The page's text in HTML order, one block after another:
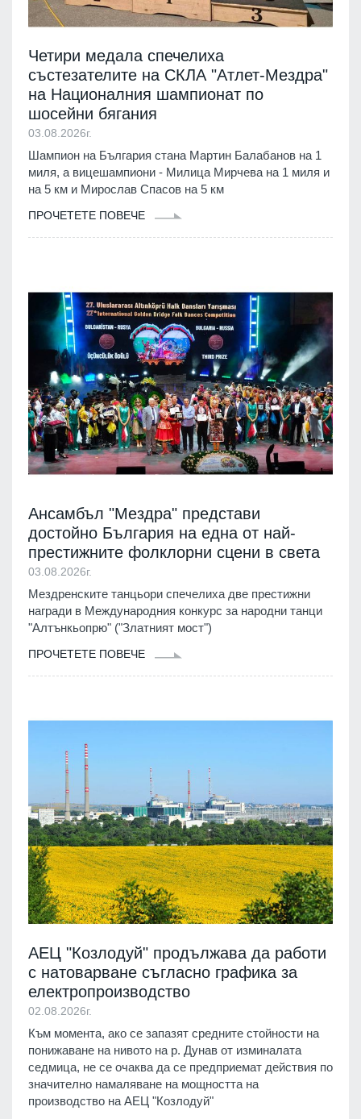
Четири медала спечелиха
състезателите на СКЛА "Атлет-Мездра"
на Националния шампионат по
шосейни бягания
03.08.2026г.
Шампион на България стана Мартин Балабанов на 1
миля, а вицешампиони - Милица Мирчева на 1 миля и
на 5 км и Мирослав Спасов на 5 км
ПРОЧЕТЕТЕ ПОВЕЧЕ
Ансамбъл "Мездра" представи
достойно България на една от най-
престижните фолклорни сцени в света
03.08.2026г.
Мездренските танцьори спечелиха две престижни
награди в Международния конкурс за народни танци
"Алтънкьопрю" ("Златният мост")
ПРОЧЕТЕТЕ ПОВЕЧЕ
АЕЦ "Козлодуй" продължава да работи
с натоварване съгласно графика за
електропроизводство
02.08.2026г.
Към момента, ако се запазят средните стойности на
понижаване на нивото на р. Дунав от изминалата
седмица, не се очаква да се предприемат действия по
значително намаляване на мощността на
производство на АЕЦ "Козлодуй"